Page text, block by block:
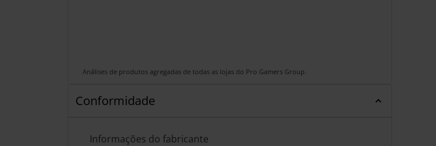
Análises de produtos agregadas de todas as lojas do Pro Gamers Group.
Conformidade
Informações do fabricante